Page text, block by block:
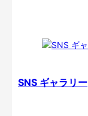
SNS ギャラリー